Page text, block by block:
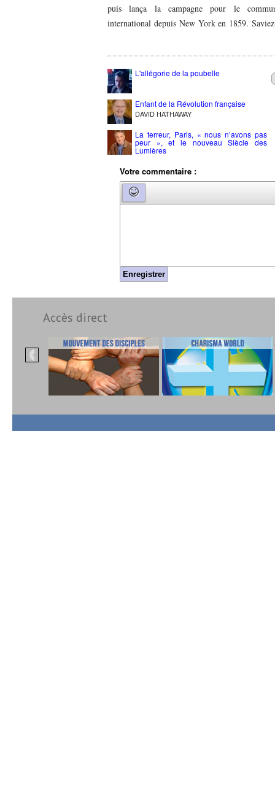
puis lança la campagne pour le
international depuis New York en 1859.
L'allégorie de la poubelle
Enfant de la Révolution française
DAVID HATHAWAY
La terreur, Paris, « nous n’avons pas
peur », et le nouveau Siècle des
Lumières
Votre commentaire :
Enregistrer
Accès direct